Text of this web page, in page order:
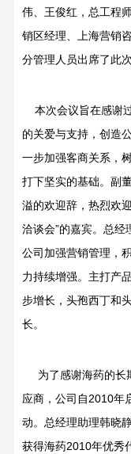
伟、王俊红，总工程
销区经理、上海营销
分管理人员出席了此次
本次会议旨在感谢
的关爱与支持，创造
一步加强客商关系，
打下坚实的基础。副
溢的欢迎辞，热烈欢
洽谈会”的嘉宾。总
公司加强营销管理，
力持续增强。主打产
步增长，头孢西丁和
长。
为了感谢海药的长
应商，公司自2010年
动。总经理助理韩晓
获得海药2010年优秀